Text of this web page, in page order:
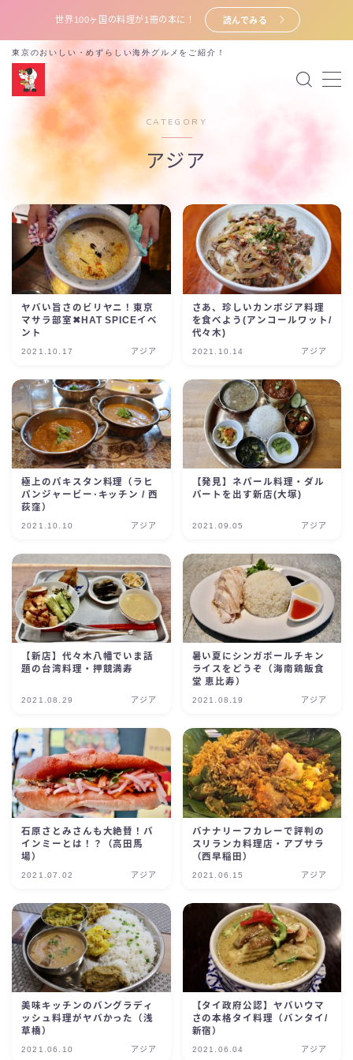
世界100ヶ国の料理が1冊の本に！ 読んでみる
東京のおいしい・めずらしい海外グルメをご紹介！
MENU
プロフィール
ポッドキャスト
X (旧twitter)
電子書籍
お問い合わせ
CATEGORY
アジア
ヤバい旨さのビリヤニ！東京
マサラ部室✖︎HAT SPICEイベ
ント
2021.10.17 アジア
さあ、珍しいカンボジア料理
を食べよう(アンコールワット/
代々木)
2021.10.14 アジア
極上のパキスタン料理（ラヒ
パンジャービー･キッチン / 西
荻窪）
2021.10.10 アジア
【発見】ネパール料理・ダル
バートを出す新店(大塚)
2021.09.05 アジア
【新店】代々木八幡でいま話
題の台湾料理・押競満寿
2021.08.29 アジア
暑い夏にシンガポールチキン
ライスをどうぞ（海南鶏飯食
堂 恵比寿）
2021.08.19 アジア
石原さとみさんも大絶賛！バ
インミーとは！？（高田馬
場）
2021.07.02 アジア
バナナリーフカレーで評判の
スリランカ料理店・アプサラ
（西早稲田）
2021.06.15 アジア
美味キッチンのバングラディ
ッシュ料理がヤバかった（浅
草橋）
2021.06.10 アジア
【タイ政府公認】ヤバいウマ
さの本格タイ料理（バンタイ/
新宿）
2021.06.04 アジア